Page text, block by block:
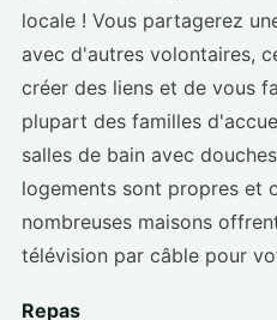
locale ! Vous partagerez
avec d'autres volontaires,
créer des liens et de vous
plupart des familles
salles de bain avec
logements sont propres et
nombreuses maisons
télévision par câble pour
Repas